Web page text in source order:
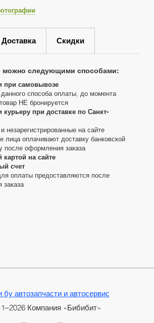
Доставка Скидки
можно следующими способами:
при самовывозе
способа оплаты, до момента
НЕ бронируется
при доставке по Санкт-
незарегистрированные на сайте
лица оплачивают доставку банковской
после оформления заказа
картой на сайте
счет
оплаты предоставляются после
заказа
автозапчасти и автосервис
Компания «Бибибит»